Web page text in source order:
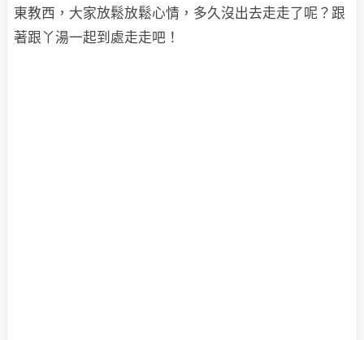
東教西，大家放鬆放鬆心情，多久沒出去走走了呢？跟
著跟丫湯一起到處走走吧！